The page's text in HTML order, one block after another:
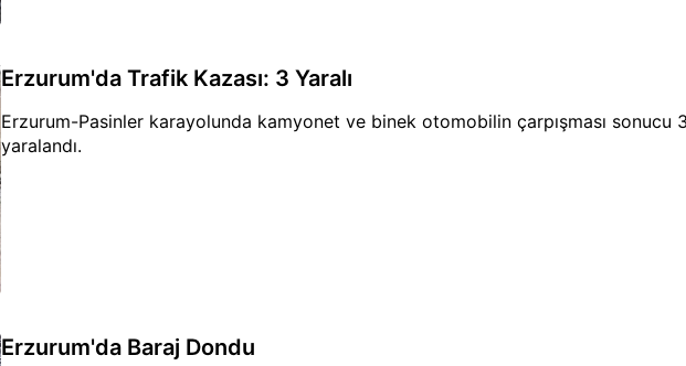
Erzurum'da Trafik Kazası: 3 Yaralı
Erzurum-Pasinler karayolunda kamyonet ve binek otomobilin çarpışması sonucu
yaralandı.
Erzurum'da Baraj Dondu